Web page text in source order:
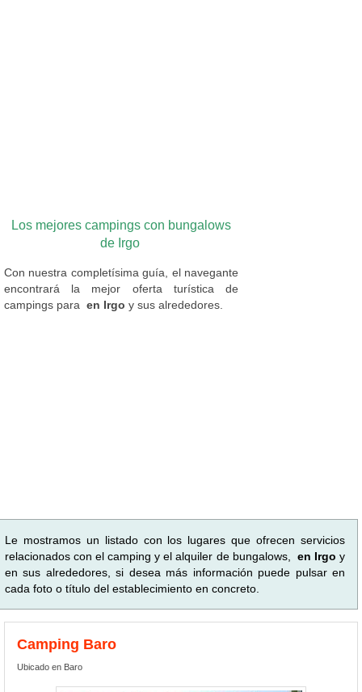
Los mejores campings con bungalows
de Irgo
Con nuestra completísima guía, el navegante
encontrará la mejor oferta turística de
campings para en Irgo y sus alrededores.
Le mostramos un listado con los lugares que ofrecen servicios
relacionados con el camping y el alquiler de bungalows,
en Irgo y
en sus alrededores, si desea más información puede pulsar en
cada foto o título del establecimiento en concreto.
Camping Baro
Ubicado en Baro